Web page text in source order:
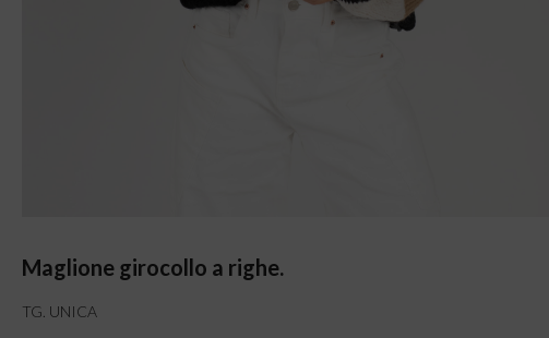
Maglione girocollo a righe.
TG. UNICA